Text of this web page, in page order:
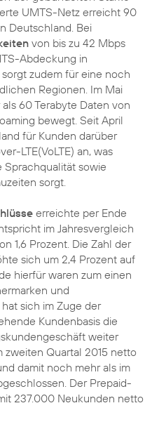
UMTS-Netz erreicht 90
Deutschland. Bei
von bis zu 42 Mbps
Abdeckung in
zudem für eine noch
Regionen. Im Mai
60 Terabyte Daten von
bewegt. Seit April
für Kunden darüber
LTE(VoLTE) an, was
Sprachqualität sowie
sorgt.
erreichte per Ende
im Jahresvergleich
1,6 Prozent. Die Zahl der
sich um 2,4 Prozent auf
hierfür waren zum einen
und
sich im Zuge der
Kundenbasis die
weiter
zweiten Quartal 2015 netto
damit noch mehr als im
Der Prepaid-
237.000 Neukunden netto